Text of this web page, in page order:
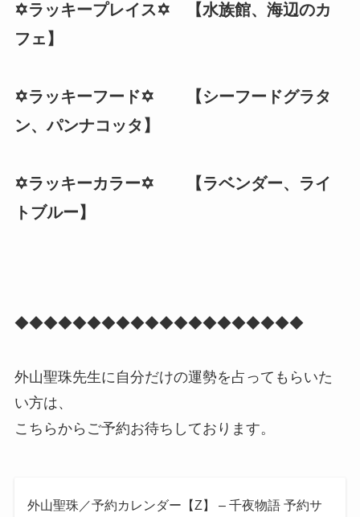
✡️ラッキープレイス✡️ 【水族館、海辺のカ
フェ】
✡️ラッキーフード✡️ 【シーフードグラタ
ン、パンナコッタ】
✡️ラッキーカラー✡️ 【ラベンダー、ライ
トブルー】
◆◆◆◆◆◆◆◆◆◆◆◆◆◆◆◆◆◆◆◆
外山聖珠先生に自分だけの運勢を占ってもらいた
い方は、
こちらからご予約お待ちしております。
外山聖珠／予約カレンダー【Z】 – 千夜物語 予約サ